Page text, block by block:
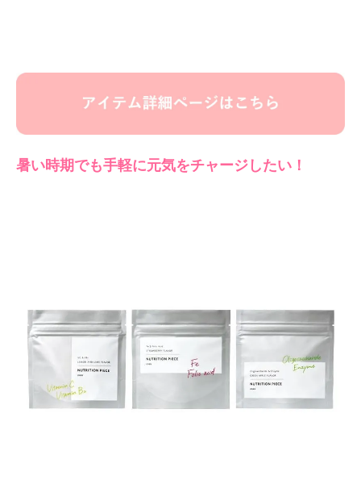
暑い時期でも手軽に元気をチャージしたい！